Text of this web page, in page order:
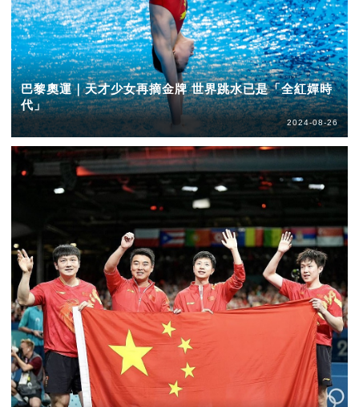
巴黎奧運｜天才少女再摘金牌 世界跳水已是「全紅嬋時
代」
2024-08-26